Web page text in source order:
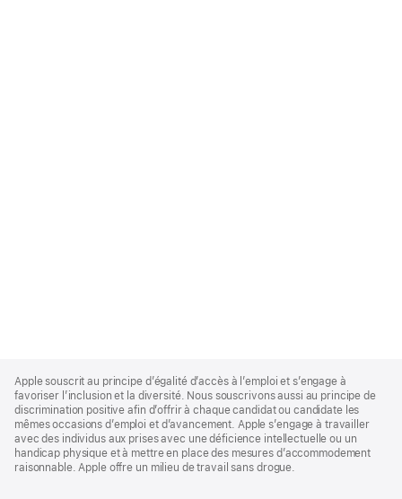
Footer
Apple souscrit au principe d’égalité d’accès à l’emploi et s’engage à
favoriser l’inclusion et la diversité. Nous souscrivons aussi au principe de
discrimination positive afin d’offrir à chaque candidat ou candidate les
mêmes occasions d’emploi et d’avancement. Apple s’engage à travailler
avec des individus aux prises avec une déficience intellectuelle ou un
handicap physique et à mettre en place des mesures d’accommodement
raisonnable. Apple offre un milieu de travail sans drogue.